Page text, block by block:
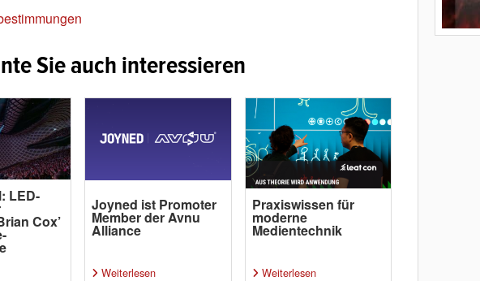
Sie auch interessieren
LED-
Cox’
Joyned ist Promoter
Member der Avnu
Alliance
Weiterlesen
Praxiswissen für
moderne
Medientechnik
Weiterlesen